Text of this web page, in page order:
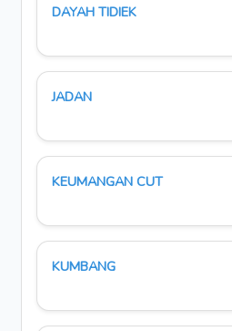
DAYAH TIDIEK
JADAN
KEUMANGAN CUT
KUMBANG